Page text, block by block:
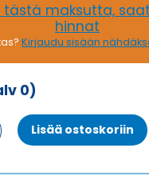
tästä maksutta,
hinnat
Kirjaudu sisään
0)
Lisää ostoskoriin